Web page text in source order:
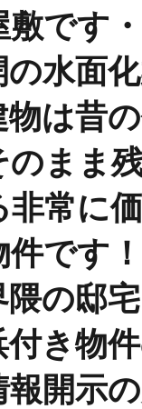
敷です
の水面
は昔
まま
非常に
件です
隈の邸
付き物
報開示